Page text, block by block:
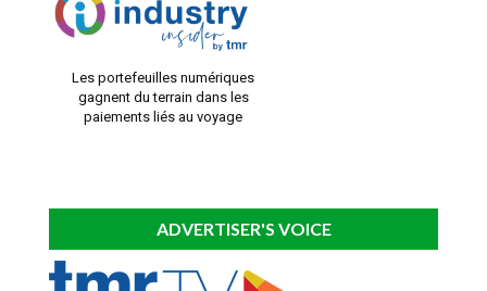
Les portefeuilles numériques
gagnent du terrain dans les
paiements liés au voyage
ADVERTISER'S VOICE